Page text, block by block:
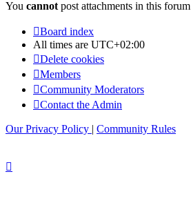
You cannot post attachments in this forum
Board index
All times are UTC+02:00
Delete cookies
Members
Community Moderators
Contact the Admin
Our Privacy Policy | Community Rules